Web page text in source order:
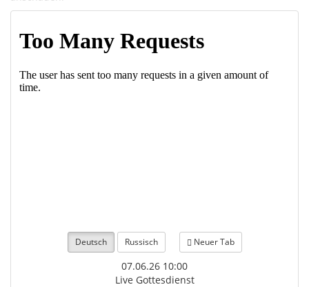
Deutsch Russisch Neuer Tab
07.06.26 10:00
Live Gottesdienst